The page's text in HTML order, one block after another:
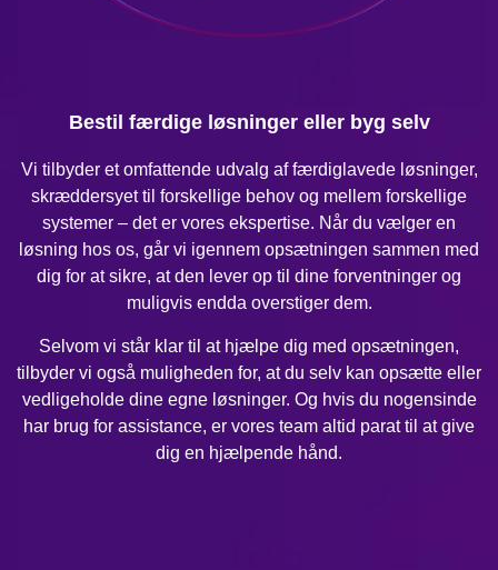
Bestil færdige løsninger eller byg selv
Vi tilbyder et omfattende udvalg af færdiglavede løsninger,
skræddersyet til forskellige behov og mellem forskellige
systemer – det er vores ekspertise. Når du vælger en
løsning hos os, går vi igennem opsætningen sammen med
dig for at sikre, at den lever op til dine forventninger og
muligvis endda overstiger dem.
Selvom vi står klar til at hjælpe dig med opsætningen,
tilbyder vi også muligheden for, at du selv kan opsætte eller
vedligeholde dine egne løsninger. Og hvis du nogensinde
har brug for assistance, er vores team altid parat til at give
dig en hjælpende hånd.